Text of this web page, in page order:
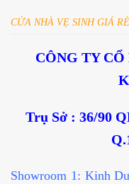
CỬA NHÀ VẸ SINH GIÁ RẺ
CÔNG TY
Trụ Sở : 36/90
Showroom 1: Kinh